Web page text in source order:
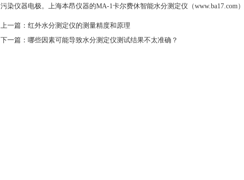
污染仪器电极。上海本昂仪器的MA-1卡尔费休智能水分测定仪（www.ba17.com）
上一篇： 红外水分测定仪的测量精度和原理
下一篇： 哪些因素可能导致水分测定仪测试结果不太准确？